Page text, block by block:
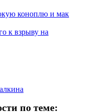
коноплю и мак
к взрыву на
по теме: